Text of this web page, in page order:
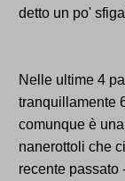
detto un po'
Nelle ultime 4
tranquillamente
comunque è
nanerottoli che
recente passato